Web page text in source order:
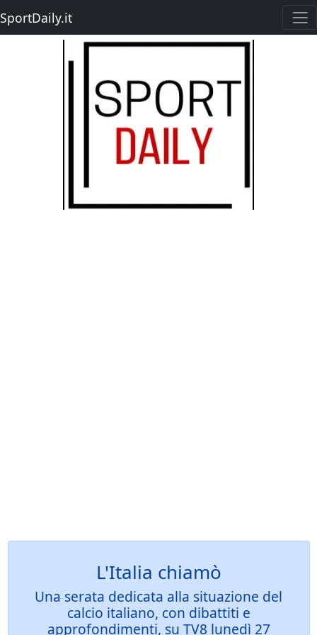
SportDaily.it
L'Italia chiamò
Una serata dedicata alla situazione del
calcio italiano, con dibattiti e
approfondimenti, su TV8 lunedì 27